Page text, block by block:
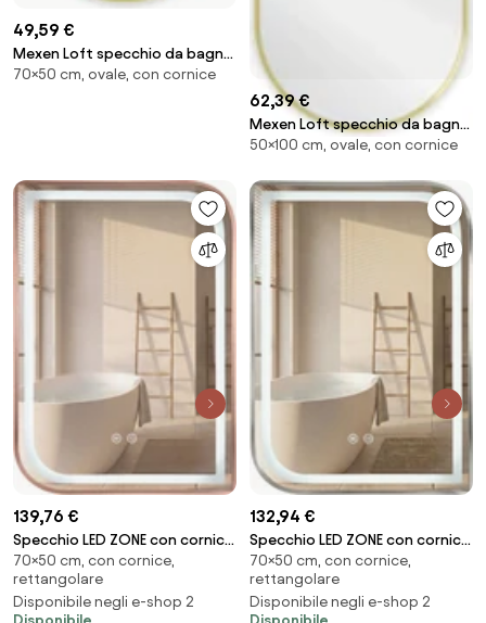
49,59 €
Mexen Loft specchio da bagno
ovale 70 x 50 cm, cornice
70×50 cm, ovale, con cornice
62,39 €
Mexen Loft specchio da bagno
ovale 100 x 50 cm, cornice
50×100 cm, ovale, con cornice
139,76 €
Specchio LED ZONE con cornice
Rose Gold spazzolata – 70x50
cm
70×50 cm, con cornice,
rettangolare
Disponibile negli e-shop 2
132,94 €
Specchio LED ZONE con cornice
Nickel spazzolato – 70x50 cm
70×50 cm, con cornice,
rettangolare
Disponibile negli e-shop 2